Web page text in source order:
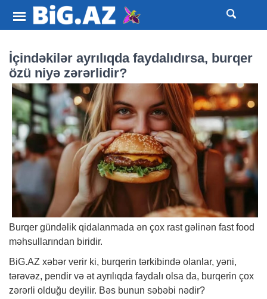
İçindəkilər ayrılıqda faydalıdırsa, burqer
özü niyə zərərlidir?
Burqer gündəlik qidalanmada ən çox rast gəlinən fast food
məhsullarından biridir.
BiG.AZ xəbər verir ki, burqerin tərkibində olanlar, yəni,
tərəvəz, pendir və ət ayrılıqda faydalı olsa da, burqerin çox
zərərli olduğu deyilir. Bəs bunun səbəbi nədir?